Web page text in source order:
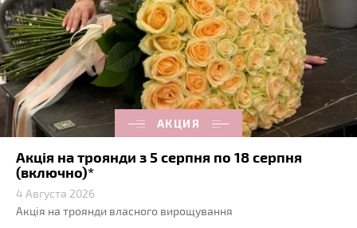
АКЦИЯ
Акція на троянди з 5 серпня по 18 серпня
(включно)*
4 Августа 2026
Акція на троянди власного вирощування